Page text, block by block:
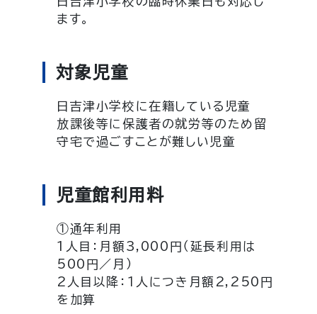
ます。
対象児童
日吉津小学校に在籍している児童
放課後等に保護者の就労等のため留
守宅で過ごすことが難しい児童
児童館利用料
①通年利用
1人目：月額3,000円（延長利用は
500円／月）
2人目以降：１人につき月額2,250円
を加算